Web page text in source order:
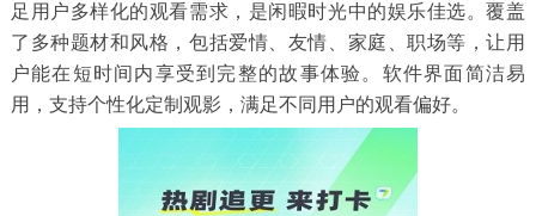
足用户多样化的观看需求，是闲暇时光中的娱乐佳选。覆盖
了多种题材和风格，包括爱情、友情、家庭、职场等，让用
户能在短时间内享受到完整的故事体验。软件界面简洁易
用，支持个性化定制观影，满足不同用户的观看偏好。